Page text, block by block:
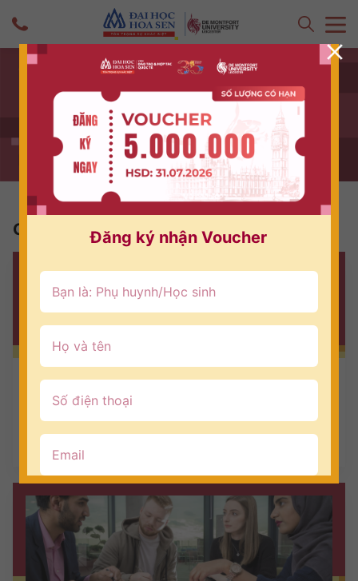
Chương trình đào tạo
Kinh doanh quốc tế
Khám phá chương trình đào tạo ›
Đăng ký nhận Voucher